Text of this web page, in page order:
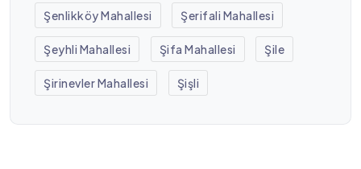
Şenlikköy Mahallesi Şerifali Mahallesi
Şeyhli Mahallesi Şifa Mahallesi Şile
Şirinevler Mahallesi Şişli